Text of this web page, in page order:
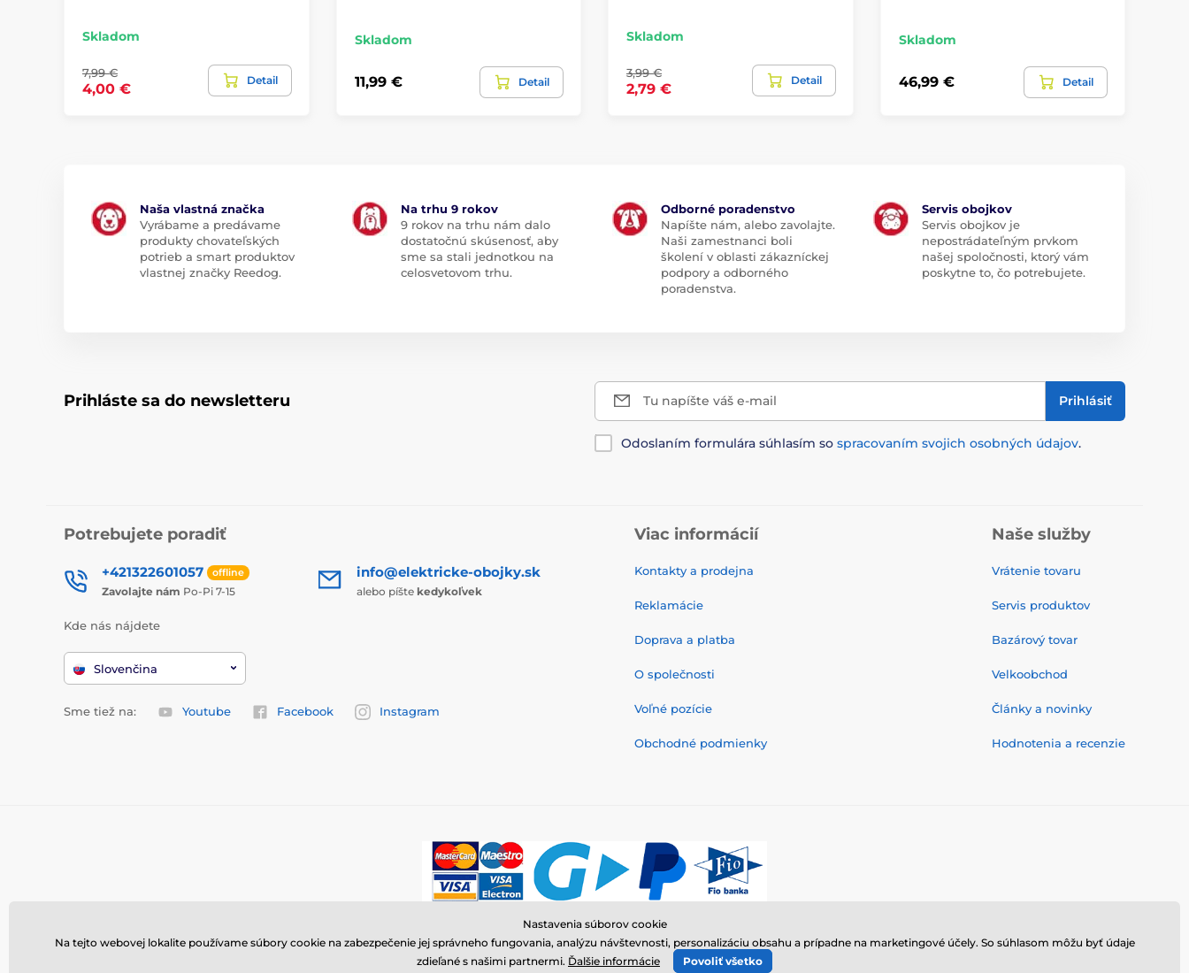
Skladom
7,99 €
4,00 €
Detail
Skladom
11,99 € Detail
Skladom
3,99 €
2,79 €
Detail
Skladom
46,99 € Detail
Naša vlastná značka
Vyrábame a predávame
produkty chovateľských
potrieb a smart produktov
vlastnej značky Reedog.
Na trhu 9 rokov
9 rokov na trhu nám dalo
dostatočnú skúsenosť, aby
sme sa stali jednotkou na
celosvetovom trhu.
Odborné poradenstvo
Napíšte nám, alebo zavolajte.
Naši zamestnanci boli
školení v oblasti zákazníckej
podpory a odborného
poradenstva.
Servis obojkov
Servis obojkov je
nepostrádateľným prvkom
našej spoločnosti, ktorý vám
poskytne to, čo potrebujete.
Prihláste sa do newsletteru Tu napíšte váš e-mail Prihlásiť
Odoslaním formulára súhlasím so spracovaním svojich osobných údajov.
Potrebujete poradiť
+421322601057 offline
Zavolajte nám Po-Pi 7-15
info@elektricke-obojky.sk
alebo píšte kedykoľvek
Kde nás nájdete
Slovenčina
Sme tiež na: Youtube Facebook Instagram
Viac informácií
Kontakty a prodejna
Reklamácie
Doprava a platba
O společnosti
Voľné pozície
Obchodné podmienky
Naše služby
Vrátenie tovaru
Servis produktov
Bazárový tovar
Velkoobchod
Články a novinky
Hodnotenia a recenzie
© 2026 www.elektricke-obojky.sk ⦁ E-shop vytvorila
Nastavenia súborov cookie
Na tejto webovej lokalite používame súbory cookie na zabezpečenie jej správneho fungovania, analýzu návštevnosti, personalizáciu obsahu a prípadne na marketingové účely. So súhlasom môžu byť údaje
zdieľané s našimi partnermi. Ďalšie informácie Povoliť všetko